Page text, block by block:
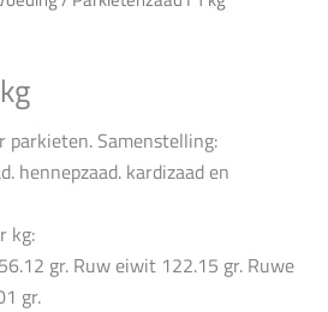
parkieten. Samenstelling:
hennepzaad. kardizaad en
kg:
gr. Ruw eiwit 122.15 gr. Ruwe
gr.